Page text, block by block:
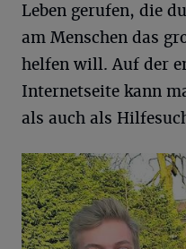
Leben gerufen, die
am Menschen das
helfen will. Auf der
Internetseite kann
als auch als